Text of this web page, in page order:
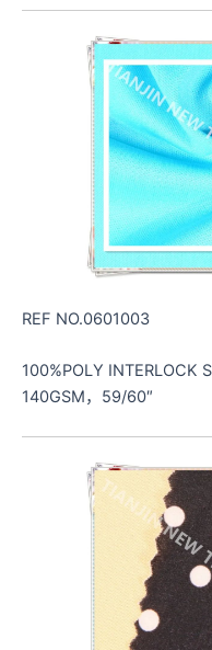
REF NO.0601003
100%POLY INTERLOCK
140GSM，59/60″